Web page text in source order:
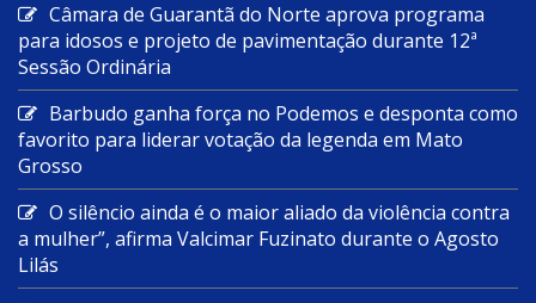
Câmara de Guarantã do Norte aprova programa
para idosos e projeto de pavimentação durante 12ª
Sessão Ordinária
Barbudo ganha força no Podemos e desponta como
favorito para liderar votação da legenda em Mato
Grosso
O silêncio ainda é o maior aliado da violência contra
a mulher”, afirma Valcimar Fuzinato durante o Agosto
Lilás